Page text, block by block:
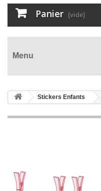
Panier (vide)
Menu
Stickers Enfants